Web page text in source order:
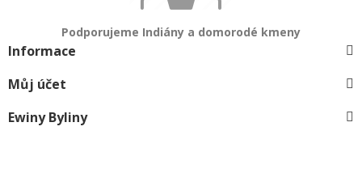
Podporujeme Indiány a domorodé kmeny
Informace
Můj účet
Ewiny Byliny